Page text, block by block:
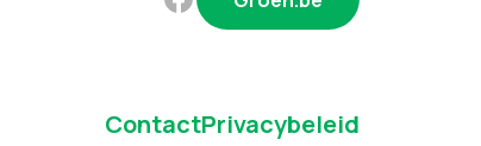
ContactPrivacybeleid